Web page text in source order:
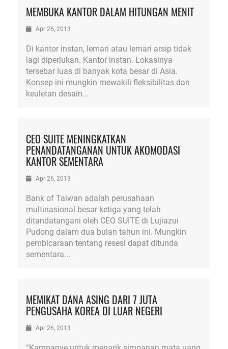
MEMBUKA KANTOR DALAM HITUNGAN MENIT
Apr 26, 2013
Di kantor instan, lemari atau lemari arsip tidak
lagi diperlukan. Kantor instan. Lokasinya
tersebar luas di banyak kota besar di Asia.
Konsep ini mungkin mewakili fleksibilitas dan
keuletan desain...
CEO SUITE MENINGKATKAN
PENANDATANGANAN UNTUK AKOMODASI
KANTOR SEMENTARA
Apr 26, 2013
Bank of Taiwan adalah perusahaan
multinasional besar ketiga yang telah
ditandatangani oleh CEO SUITE di Lujiazui
Pudong dalam dua bulan tahun ini. Mungkin
pembicaraan tentang resesi dapat ditunda
sementara...
MEMIKAT DANA ASING DARI 7 JUTA
PENGUSAHA KOREA DI LUAR NEGERI
Apr 26, 2013